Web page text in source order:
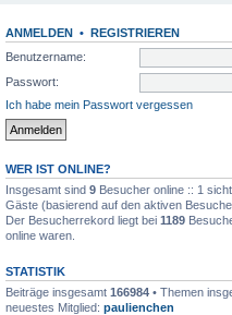
ANMELDEN • REGISTRIEREN
Benutzername:
Passwort:
Ich habe mein Passwort vergessen
WER IST ONLINE?
Insgesamt sind 9 Besucher online :: 1
Gäste (basierend auf den aktiven
Der Besucherrekord liegt bei 1189
online waren.
STATISTIK
Beiträge insgesamt 166984 • Themen
neuestes Mitglied: paulienchen